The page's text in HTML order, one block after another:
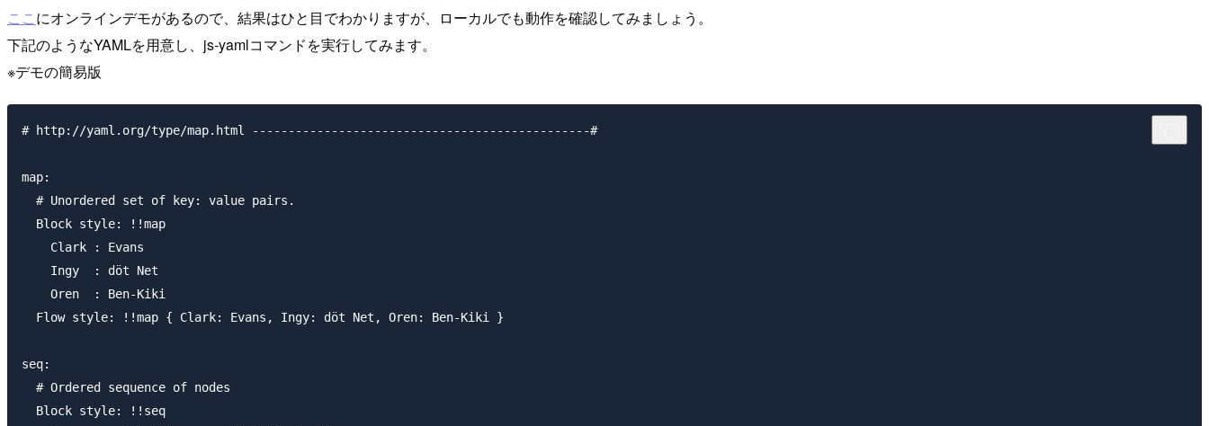
ここにオンラインデモがあるので、結果はひと目でわかりますが、ローカルでも動作を確認してみましょう。
下記のようなYAMLを用意し、js-yamlコマンドを実行してみます。
※デモの簡易版
# http://yaml.org/type/map.html -----------------------------------------------#
map:
  # Unordered set of key: value pairs.
  Block style: !!map
    Clark : Evans
    Ingy  : döt Net
    Oren  : Ben-Kiki
  Flow style: !!map { Clark: Evans, Ingy: döt Net, Oren: Ben-Kiki }
seq:
  # Ordered sequence of nodes
  Block style: !!seq